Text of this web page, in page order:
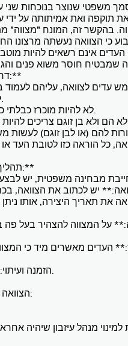
משפטי שנוצר בנוכחות
תוקפה ואת אמיתותה על ידי
כי הצוואה נעשתה מרצונו
אינם רשאים להיות
**דרישות עדים לצוואה:**
- להיות בן 18 לפחות.
- לא להיות מוכרז כבלתי כשיר מבחינה חוקית.
כל הוראה כזו לטובת העד
**תהליך יצירת צוואה עדה:**
7. **הזמנה ועיתוי:** כל השלבים הללו צריכים להתרחש בו זמנית, באותה הזדמנות, כדי להבטיח את תקפות התהליך.
הצוואה העדית מאפשרת למצווה, או למוציא לפועל של הצוואה, לחלק את עזבונם בהתאם לרצונו. זה עשוי לכלול:
למינוי מנהל עיזבון שיהיה